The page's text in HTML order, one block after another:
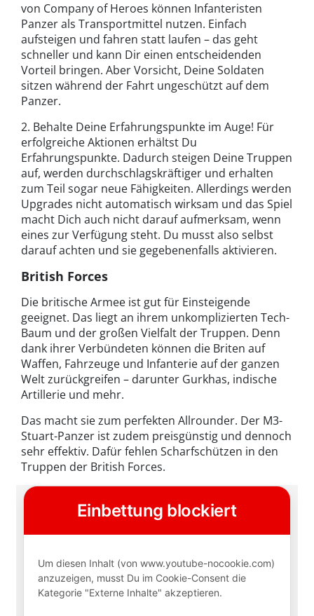
von Company of Heroes können Infanteristen
Panzer als Transportmittel nutzen. Einfach
aufsteigen und fahren statt laufen – das geht
schneller und kann Dir einen entscheidenden
Vorteil bringen. Aber Vorsicht, Deine Soldaten
sitzen während der Fahrt ungeschützt auf dem
Panzer.
2. Behalte Deine Erfahrungspunkte im Auge! Für
erfolgreiche Aktionen erhältst Du
Erfahrungspunkte. Dadurch steigen Deine Truppen
auf, werden durchschlagskräftiger und erhalten
zum Teil sogar neue Fähigkeiten. Allerdings werden
Upgrades nicht automatisch wirksam und das Spiel
macht Dich auch nicht darauf aufmerksam, wenn
eines zur Verfügung steht. Du musst also selbst
darauf achten und sie gegebenenfalls aktivieren.
British Forces
Die britische Armee ist gut für Einsteigende
geeignet. Das liegt an ihrem unkomplizierten Tech-
Baum und der großen Vielfalt der Truppen. Denn
dank ihrer Verbündeten können die Briten auf
Waffen, Fahrzeuge und Infanterie auf der ganzen
Welt zurückgreifen – darunter Gurkhas, indische
Artillerie und mehr.
Das macht sie zum perfekten Allrounder. Der M3-
Stuart-Panzer ist zudem preisgünstig und dennoch
sehr effektiv. Dafür fehlen Scharfschützen in den
Truppen der British Forces.